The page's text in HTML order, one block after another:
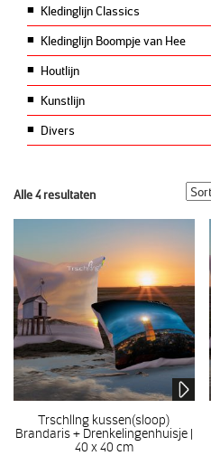
Kledinglijn Classics
Kledinglijn Boompje van Hee
Houtlijn
Kunstlijn
Divers
Alle 4 resultaten
Trschllng kussen(sloop)
Brandaris + Drenkelingenhuisje |
40 x 40 cm